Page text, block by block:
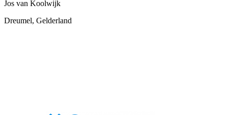
Jos van Koolwijk
Dreumel, Gelderland